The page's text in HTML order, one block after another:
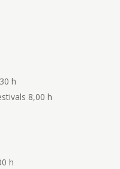
h
8,00 h
h